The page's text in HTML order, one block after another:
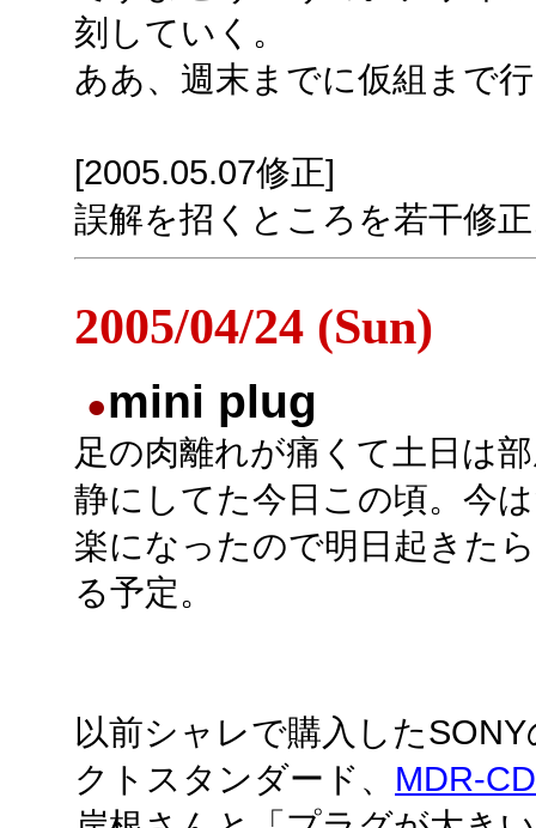
刻していく。
ああ、週末までに仮組まで
[2005.05.07修正]
誤解を招くところを若干修
2005/04/24 (Sun)
●mini plug
足の肉離れが痛くて土日は
静にしてた今日この頃。今
楽になったので明日起きた
る予定。
以前シャレで購入した
クトスタンダード、 MDR-